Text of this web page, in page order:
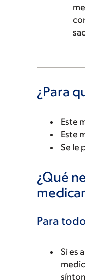
¿Para
Este
Este
Se le
¿Qué
Para
Si es